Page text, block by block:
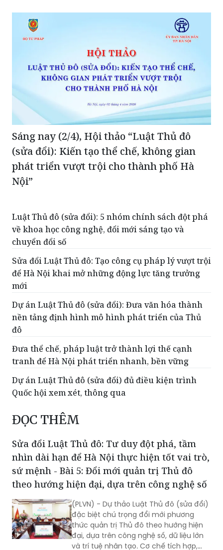
Sáng nay (2/4), Hội thảo “Luật Thủ đô
(sửa đổi): Kiến tạo thể chế, không gian
phát triển vượt trội cho thành phố Hà
Nội”
Luật Thủ đô (sửa đổi): 5 nhóm chính sách đột phá
về khoa học công nghệ, đổi mới sáng tạo và
chuyển đổi số
Sửa đổi Luật Thủ đô: Tạo công cụ pháp lý vượt trội
để Hà Nội khai mở những động lực tăng trưởng
mới
Dự án Luật Thủ đô (sửa đổi): Đưa văn hóa thành
nền tảng định hình mô hình phát triển của Thủ
đô
Đưa thể chế, pháp luật trở thành lợi thế cạnh
tranh để Hà Nội phát triển nhanh, bền vững
Dự án Luật Thủ đô (sửa đổi) đủ điều kiện trình
Quốc hội xem xét, thông qua
ĐỌC THÊM
Sửa đổi Luật Thủ đô: Tư duy đột phá, tầm
nhìn dài hạn để Hà Nội thực hiện tốt vai trò,
sứ mệnh - Bài 5: Đổi mới quản trị Thủ đô
theo hướng hiện đại, dựa trên công nghệ số
(PLVN) - Dự thảo Luật Thủ đô (sửa đổi)
đặc biệt chú trọng đổi mới phương
thức quản trị Thủ đô theo hướng hiện
đại, dựa trên công nghệ số, dữ liệu lớn
và trí tuệ nhân tạo. Cơ chế tích hợp,